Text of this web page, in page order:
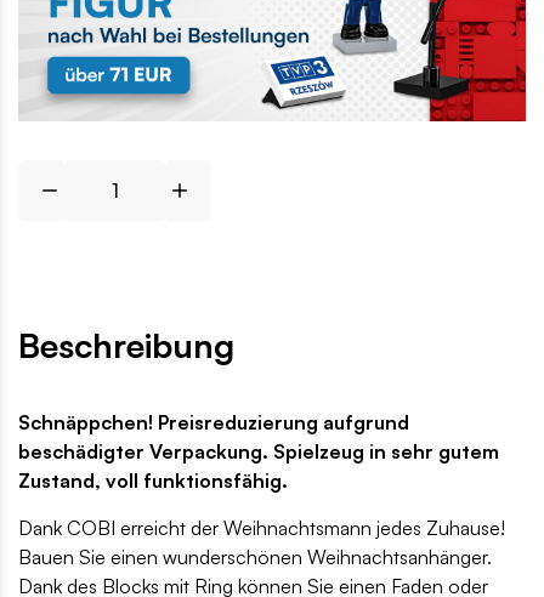
Beschreibung
Schnäppchen! Preisreduzierung aufgrund
beschädigter Verpackung. Spielzeug in sehr gutem
Zustand, voll funktionsfähig.
Dank COBI erreicht der Weihnachtsmann jedes Zuhause!
Bauen Sie einen wunderschönen Weihnachtsanhänger.
Dank des Blocks mit Ring können Sie einen Faden oder